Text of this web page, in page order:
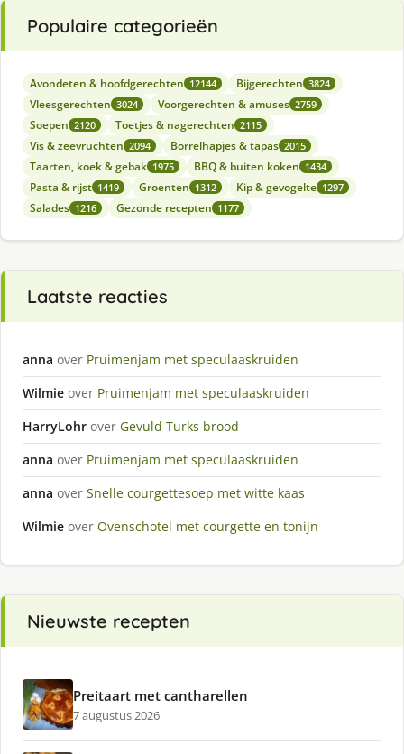
Populaire categorieën
Avondeten & hoofdgerechten 12144 Bijgerechten 3824
Vleesgerechten 3024 Voorgerechten & amuses 2759
Soepen 2120 Toetjes & nagerechten 2115
Vis & zeevruchten 2094 Borrelhapjes & tapas 2015
Taarten, koek & gebak 1975 BBQ & buiten koken 1434
Pasta & rijst 1419 Groenten 1312 Kip & gevogelte 1297
Salades 1216 Gezonde recepten 1177
Laatste reacties
anna over Pruimenjam met speculaaskruiden
Wilmie over Pruimenjam met speculaaskruiden
HarryLohr over Gevuld Turks brood
anna over Pruimenjam met speculaaskruiden
anna over Snelle courgettesoep met witte kaas
Wilmie over Ovenschotel met courgette en tonijn
Nieuwste recepten
Preitaart met cantharellen
7 augustus 2026